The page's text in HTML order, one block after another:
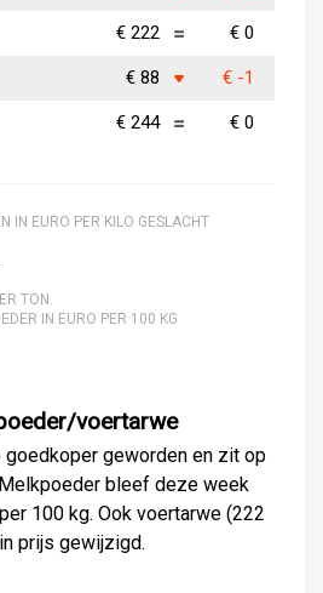
€ 222 € 0
€ 88 € -1
€ 244 € 0
IN EURO PER KILO GESLACHT
TON.
IN EURO PER 100 KG
voertarwe
geworden en zit op
bleef deze week
100 kg. Ook voertarwe (222
prijs gewijzigd.